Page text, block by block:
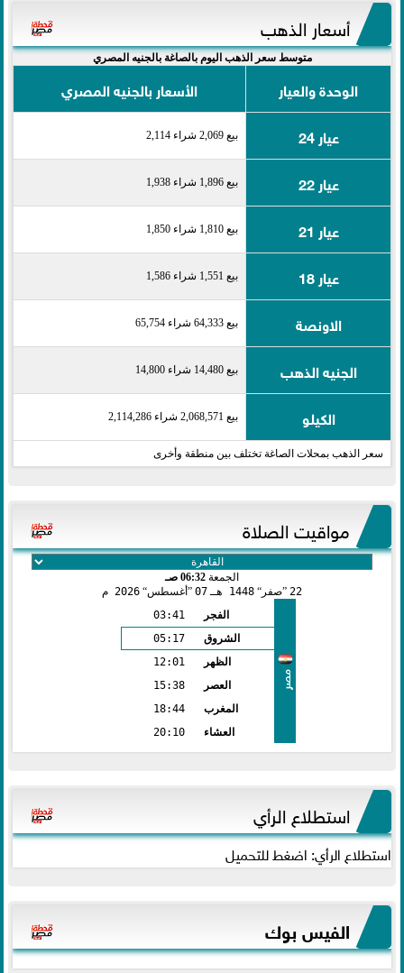
أسعار الذهب
متوسط سعر الذهب اليوم بالصاغة بالجنيه المصري
الوحدة والعيار
الأسعار بالجنيه المصري
عيار 24
بيع 2,069 شراء 2,114
عيار 22 بيع 1,896 شراء 1,938
عيار 21 بيع 1,810 شراء 1,850
عيار 18 بيع 1,551 شراء 1,586
الاونصة بيع 64,333 شراء 65,754
الجنيه الذهب بيع 14,480 شراء 14,800
الكيلو بيع 2,068,571 شراء 2,114,286
سعر الذهب بمحلات الصاغة تختلف بين منطقة وأخرى
مواقيت الصلاة
الجمعة 06:32 صـ
22 صفر 1448 هـ 07 أغسطس 2026 م
مصر
الفجر
03:41
الشروق
05:17
الظهر
12:01
العصر
15:38
المغرب
18:44
العشاء
20:10
استطلاع الرأي
استطلاع الرأي: اضغط للتحميل
الفيس بوك